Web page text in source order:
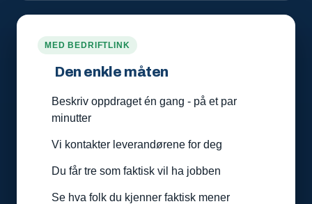
MED BEDRIFTLINK
Den enkle måten
Beskriv oppdraget én gang - på et par
minutter
Vi kontakter leverandørene for deg
Du får tre som faktisk vil ha jobben
Se hva folk du kjenner faktisk mener